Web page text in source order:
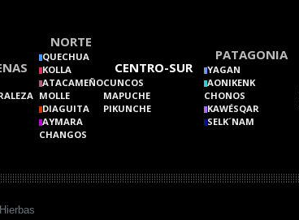
NORTE
QUECHUA
KOLLA
ATACAMEÑO
MOLLE
DIAGUITA
AYMARA
CHANGOS
CENTRO-SUR
CUNCOS
MAPUCHE
PIKUNCHE
PATAGONIA
YAGAN
AONIKENK
CHONOS
KAWÉSQAR
SELK´NAM
Hierbas